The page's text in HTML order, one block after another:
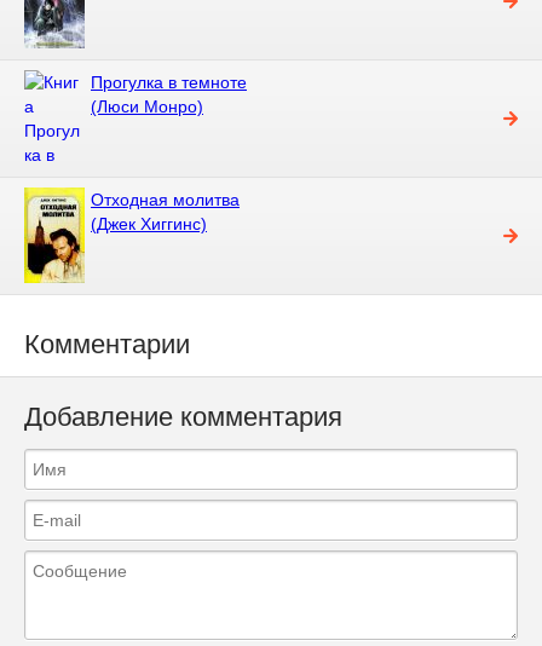
Прогулка в темноте
(Люси Монро)
Отходная молитва
(Джек Хиггинс)
Комментарии
Добавление комментария